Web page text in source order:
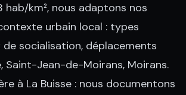
hab/km², nous adaptons nos
urbain local : types
socialisation, déplacements
Saint-Jean-de-Moirans, Moirans.
à La Buisse : nous documentons